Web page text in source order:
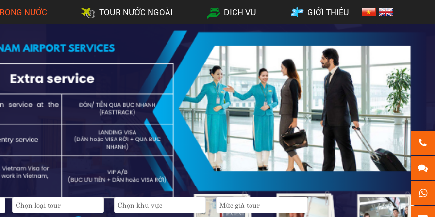
NƯỚC TOUR NƯỚC NGOÀI DỊCH VỤ GIỚI THIỆU